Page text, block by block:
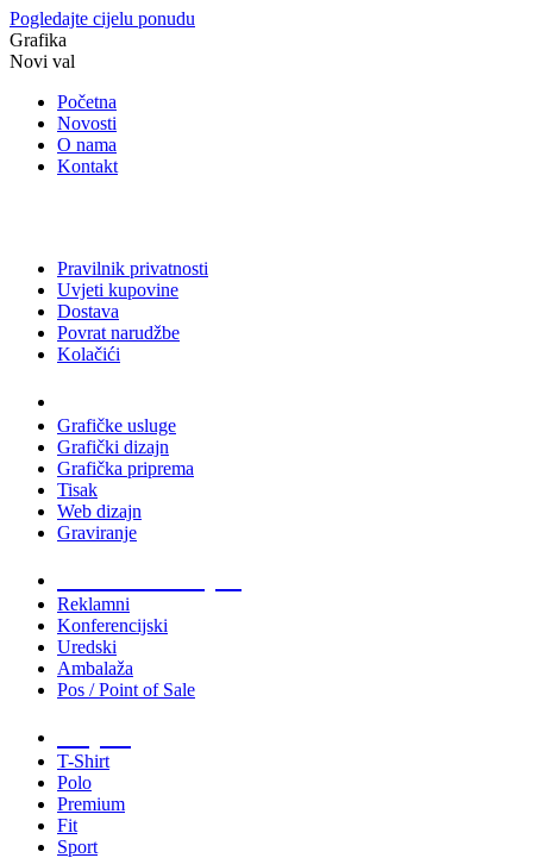
Pogledajte cijelu ponudu
Grafika
Novi val
Početna
Novosti
O nama
Kontakt
Pravilnik privatnosti
Uvjeti kupovine
Dostava
Povrat narudžbe
Kolačići
Grafičke usluge
Grafički dizajn
Grafička priprema
Tisak
Web dizajn
Graviranje
Reklamni
Konferencijski
Uredski
Ambalaža
Pos / Point of Sale
T-Shirt
Polo
Premium
Fit
Sport